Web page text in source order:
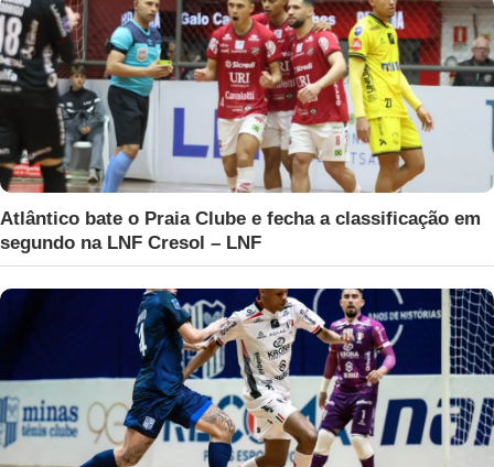
Atlântico bate o Praia Clube e fecha a classificação em
segundo na LNF Cresol – LNF